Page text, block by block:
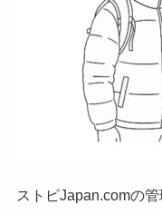
ストピJapan.comの